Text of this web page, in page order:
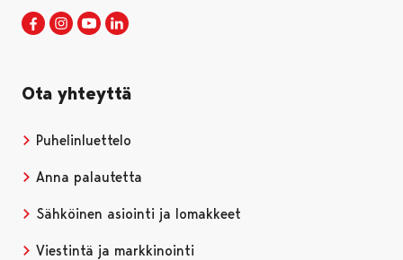
Porin kaupunki Facebookissa
Avautuu uudessa välilehdessä
Porin kaupunki Instagramissa
Avautuu uudessa välilehdessä
Porin kaupunki Youtubessa
Avautuu uudessa välilehdessä
Ota yhteyttä
Puhelinluettelo
Anna palautetta
Sähköinen asiointi ja lomakkeet
Viestintä ja markkinointi